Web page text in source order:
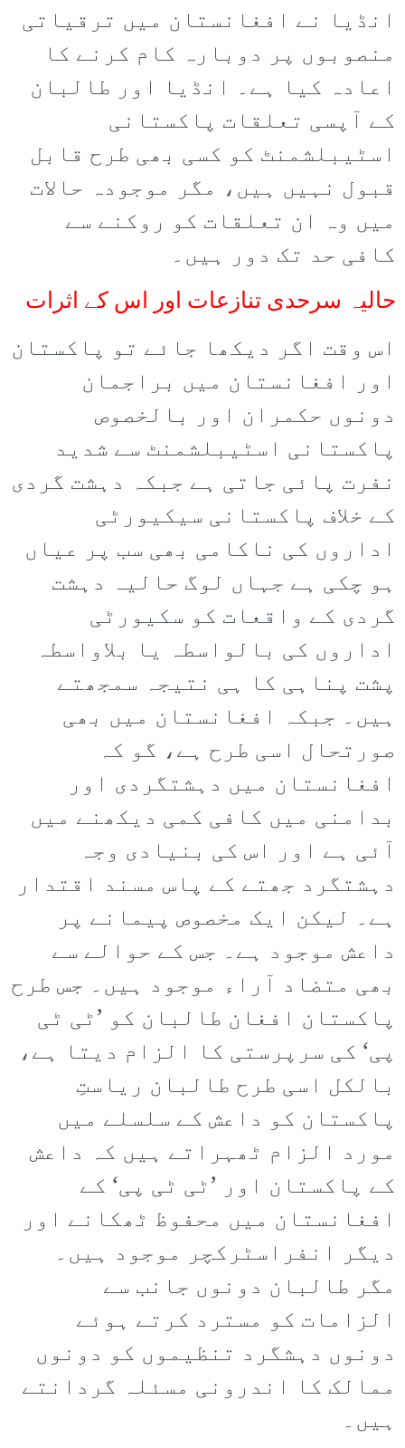
انڈیا نے افغانستان میں ترقیاتی
منصوبوں پر دوبارہ کام کرنے کا
اعادہ کیا ہے۔ انڈیا اور طالبان
کے آپسی تعلقات پاکستانی
اسٹیبلشمنٹ کو کسی بھی طرح قابل
قبول نہیں ہیں، مگر موجودہ حالات
میں وہ ان تعلقات کو روکنے سے
کافی حد تک دور ہیں۔
حالیہ سرحدی تنازعات اور اس کے اثرات
اس وقت اگر دیکھا جائے تو پاکستان
اور افغانستان میں براجمان
دونوں حکمران اور بالخصوص
پاکستانی اسٹیبلشمنٹ سے شدید
نفرت پائی جاتی ہے جبکہ دہشت گردی
کے خلاف پاکستانی سیکیورٹی
اداروں کی ناکامی بھی سب پر عیاں
ہو چکی ہے جہاں لوگ حالیہ دہشت
گردی کے واقعات کو سکیورٹی
اداروں کی بالواسطہ یا بلاواسطہ
پشت پناہی کا ہی نتیجہ سمجھتے
ہیں۔ جبکہ افغانستان میں بھی
صورتحال اسی طرح ہے، گو کہ
افغانستان میں دہشتگردی اور
بدامنی میں کافی کمی دیکھنے میں
آئی ہے اور اس کی بنیادی وجہ
دہشتگرد جھتے کے پاس مسند اقتدار
ہے۔ لیکن ایک مخصوص پیمانے پر
داعش موجود ہے۔ جس کے حوالے سے
بھی متضاد آراء موجود ہیں۔ جس طرح
پاکستان افغان طالبان کو ’ٹی ٹی
پی‘ کی سرپرستی کا الزام دیتا ہے،
بالکل اسی طرح طالبان ریاستِ
پاکستان کو داعش کے سلسلے میں
مورد الزام ٹھہراتے ہیں کہ داعش
کے پاکستان اور ’ٹی ٹی پی‘ کے
افغانستان میں محفوظ ٹھکانے اور
دیگر انفراسٹرکچر موجود ہیں۔
مگر طالبان دونوں جانب سے
الزامات کو مسترد کرتے ہوئے
دونوں دہشگرد تنظیموں کو دونوں
ممالک کا اندرونی مسئلہ گردانتے
ہیں۔